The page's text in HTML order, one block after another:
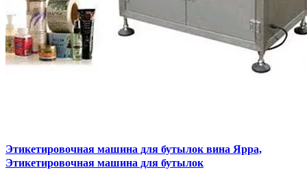
Этикетировочная машина для бутылок вина Ярра,
Этикетировочная машина для бутылок